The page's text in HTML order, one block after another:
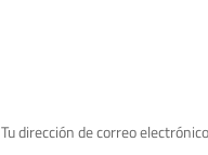
Tu dirección de correo